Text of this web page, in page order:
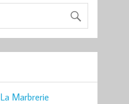
Marbrerie